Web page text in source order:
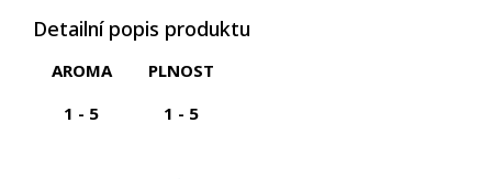
Detailní popis produktu
AROMA
1 - 5
PLNOST
1 - 5